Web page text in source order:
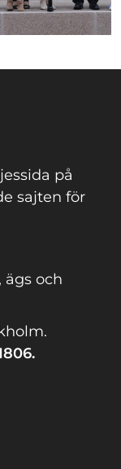
på
sajten för
ägs och